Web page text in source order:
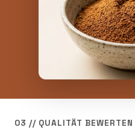
03 // QUALITÄT BEWERTEN